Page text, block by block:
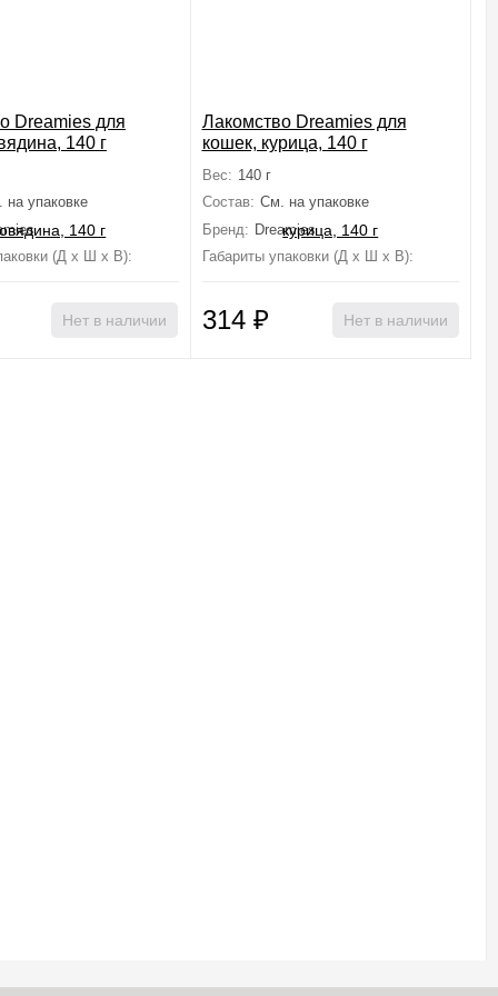
Dreamies для
140 г
на упаковке
(Д х Ш х В):
1 см×22 см×14 см
Нет в наличии
Лакомство Dreamies для
кошек, курица, 140 г
Вес: 140 г
Состав: См. на упаковке
Бренд: Dreamies
Габариты упаковки (Д х Ш х В):
314 ₽ Нет в наличии